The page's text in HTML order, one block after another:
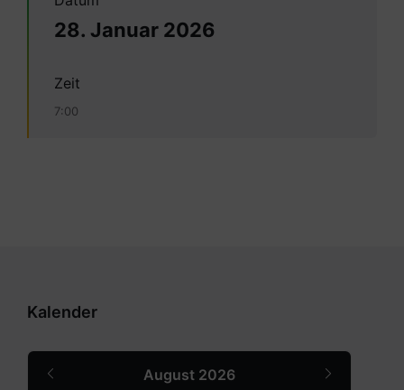
28. Januar 2026
Zeit
7:00
Kalender
August 2026